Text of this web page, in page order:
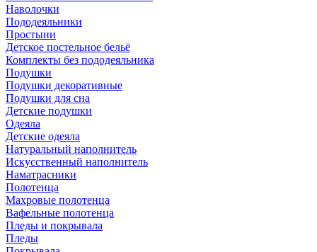
Наволочки
Пододеяльники
Простыни
Детское постельное бельё
Комплекты без пододеяльника
Подушки
Подушки декоративные
Подушки для сна
Детские подушки
Одеяла
Детские одеяла
Натуральный наполнитель
Искуcственный наполнитель
Наматрасники
Полотенца
Махровые полотенца
Вафельные полотенца
Пледы и покрывала
Пледы